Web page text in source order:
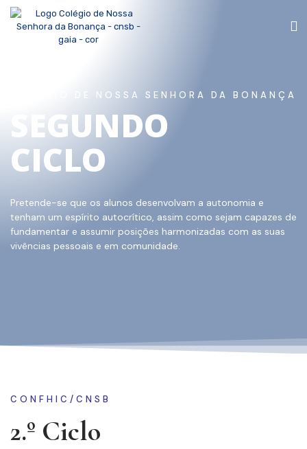
COLÉGIO DE NOSSA SENHORA DA BONANÇA
SEGUNDO
CICLO
Pretende-se que os alunos desenvolvam a autonomia e
tenham um espírito autocrítico, assim como sejam capazes de
fundamentar e assumir posições harmonizadas com as suas
vivências pessoais e em comunidade.
CONFHIC/CNSB
2.º Ciclo